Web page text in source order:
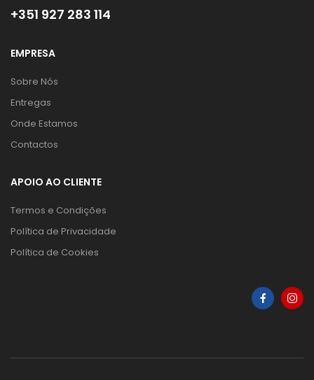
+351 927 283 114
EMPRESA
Sobre Nós
Entregas
Onde Estamos
Contactos
APOIO AO CLIENTE
Termos e Condições
Política de Privacidade
Política de Cookies